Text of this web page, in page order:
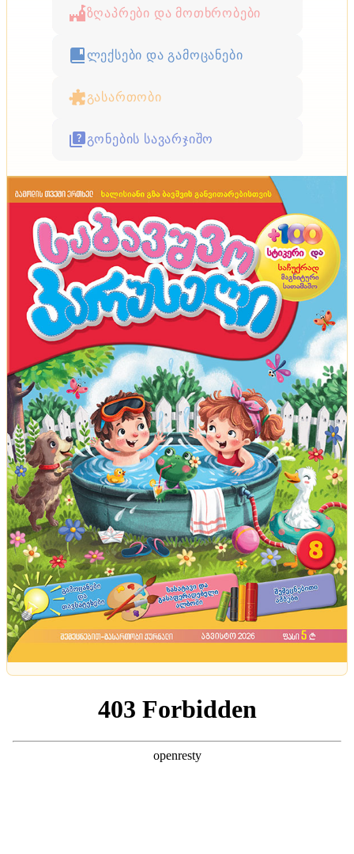
ზღაპრები და მოთხრობები
ლექსები და გამოცანები
გასართობი
გონების სავარჯიშო